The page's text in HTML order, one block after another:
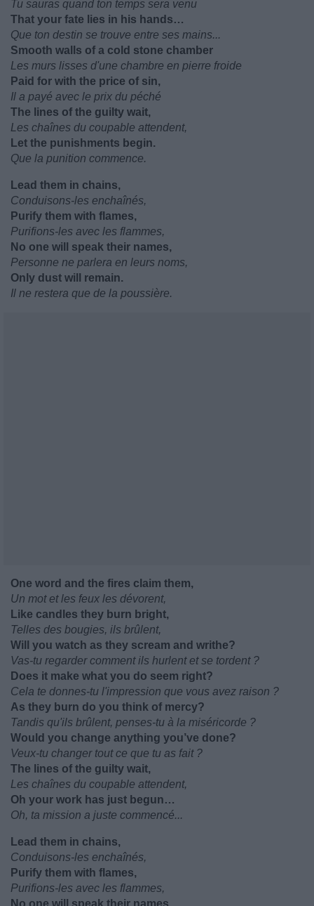
Tu sauras quand ton temps sera venu
That your fate lies in his hands…
Que ton destin se trouve entre ses mains...
Smooth walls of a cold stone chamber
Les murs lisses d'une chambre en pierre froide
Paid for with the price of sin,
Il a payé avec le prix du péché
The lines of the guilty wait,
Les chaînes du coupable attendent,
Let the punishments begin.
Que la punition commence.
Lead them in chains,
Conduisons-les enchaînés,
Purify them with flames,
Purifions-les avec les flammes,
No one will speak their names,
Personne ne parlera en leurs noms,
Only dust will remain.
Il ne restera que de la poussière.
One word and the fires claim them,
Un mot et les feux les dévorent,
Like candles they burn bright,
Telles des bougies, ils brûlent,
Will you watch as they scream and writhe?
Vas-tu regarder comment ils hurlent et se tordent ?
Does it make what you do seem right?
Cela te donnes-tu l'impression que vous avez raison ?
As they burn do you think of mercy?
Tandis qu'ils brûlent, penses-tu à la miséricorde ?
Would you change anything you’ve done?
Veux-tu changer tout ce que tu as fait ?
The lines of the guilty wait,
Les chaînes du coupable attendent,
Oh your work has just begun…
Oh, ta mission a juste commencé...
Lead them in chains,
Conduisons-les enchaînés,
Purify them with flames,
Purifions-les avec les flammes,
No one will speak their names,